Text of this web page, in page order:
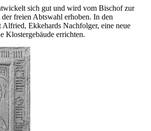
sich gut und wird vom Bischof zur
freien Abtswahl erhoben. In den
Alfried, Ekkehards Nachfolger, eine neue
Klostergebäude errichten.